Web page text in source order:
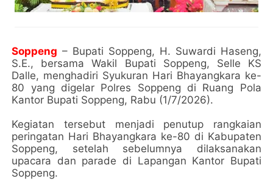
Soppeng – Bupati Soppeng, H. Suwardi Haseng,
S.E., bersama Wakil Bupati Soppeng, Selle KS
Dalle, menghadiri Syukuran Hari Bhayangkara ke-
80 yang digelar Polres Soppeng di Ruang Pola
Kantor Bupati Soppeng, Rabu (1/7/2026).
Kegiatan tersebut menjadi penutup rangkaian
peringatan Hari Bhayangkara ke-80 di Kabupaten
Soppeng, setelah sebelumnya dilaksanakan
upacara dan parade di Lapangan Kantor Bupati
Soppeng.